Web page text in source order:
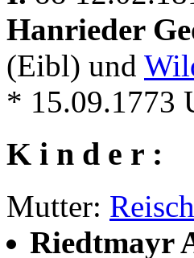
Hanrieder
(Eibl) und
* 15.09.1773
K i n d e r :
Mutter:
Riedtmayr